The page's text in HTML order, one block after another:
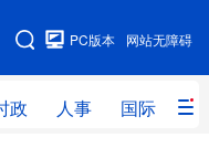
网站无障碍
PC版本
政 人事 国际 财